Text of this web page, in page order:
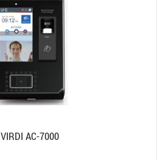
VIRDI AC-7000